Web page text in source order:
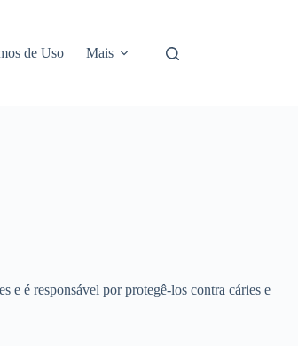
de Uso Mais
e é responsável por protegê-los contra cáries e